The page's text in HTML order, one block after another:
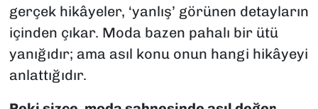
gerçek hikâyeler, ‘yanlış’ görünen detayların
içinden çıkar. Moda bazen pahalı bir ütü
yanığıdır; ama asıl konu onun hangi hikâyeyi
anlattığıdır.